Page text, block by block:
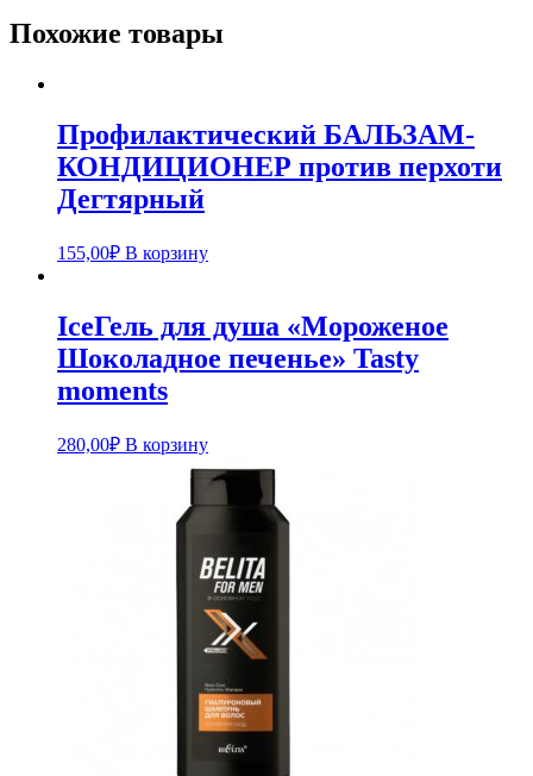
Похожие товары
Профилактический БАЛЬЗАМ-
КОНДИЦИОНЕР против перхоти
Дегтярный
155,00₽ В корзину
IceГель для душа «Мороженое
Шоколадное печенье» Tasty
moments
280,00₽ В корзину